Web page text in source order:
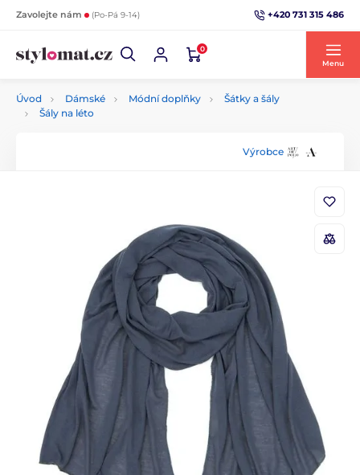
Zavolejte nám (Po-Pá 9-14) +420 731 315 486
0
Menu
Úvod Dámské Módní doplňky
Šátky a šály
Šály na léto
Výrobce